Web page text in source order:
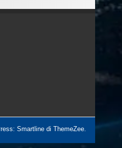
Smartline di ThemeZee.